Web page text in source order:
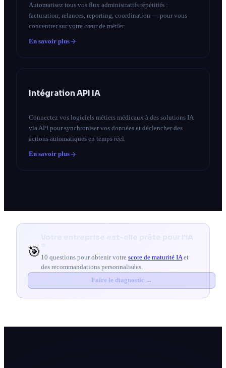
Automatisez tous vos flux administratifs répétitifs :
facturation, relances, reporting, coordination — pour vous
concentrer sur votre cœur de métier.
En savoir plus
Intégration API IA
Connectez vos logiciels métiers médicaux à des solutions IA
via API pour synchroniser vos données et déclencher des
actions automatiques en temps réel.
En savoir plus
🎯 10 questions pour obtenir votre score de maturité IAet
des recommandations personnalisées.
Faire le diagnostic →